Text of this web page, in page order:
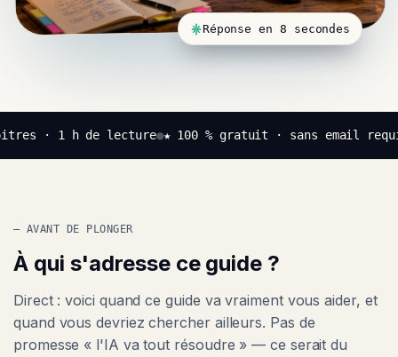
Réponse en 8 secondes
· 1 h de lecture●★ 100 % gratuit · sans email
— AVANT DE PLONGER
À qui s'adresse ce guide ?
Direct : voici quand ce guide va vraiment vous aider, et
quand vous devriez chercher ailleurs. Pas de
promesse « l'IA va tout résoudre » — ce serait du